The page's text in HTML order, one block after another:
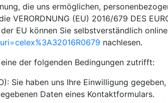
die uns ermöglichen,
(EU) 2016/679 DES
EU können Sie selbstverständlich
nachlesen.
der folgenden Bedingungen zutrifft:
Sie haben uns Ihre Einwilligung
Daten eines Kontaktformulars.